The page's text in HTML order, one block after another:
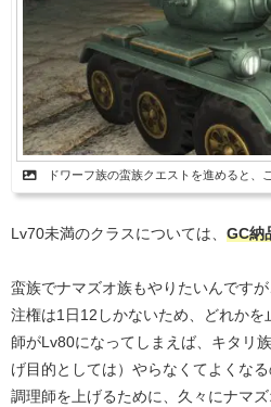
ドワーフ族の蛮族クエストを進めると、
Lv70未満のクラスについては、 GC納
蛮族でナマズオ族もやりたいんです
注権は1日12しかないため、どれかを
師がLv80になってしまえば、キタリ
げ目的としては）やらなくてよくな
調理師を上げるために、久々にナマ